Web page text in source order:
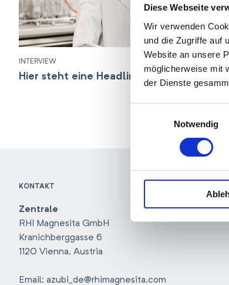
Diese Webseite
Wir verwenden
und die Zugriffe auf
Website an unsere
möglicherweise mit
der Dienste
Notwendig
INTERVIEW
Hier steht eine Headline
KONTAKT
Zentrale
RHI Magnesita GmbH
Kranichberggasse 6
1120 Vienna, Austria
Email: azubi_de@rhimagnesita.com